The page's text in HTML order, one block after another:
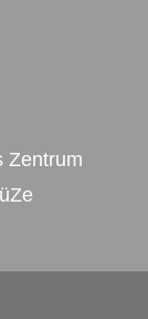
Zentrum